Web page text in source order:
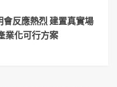
反應熱烈 建置真實場
業化可行方案